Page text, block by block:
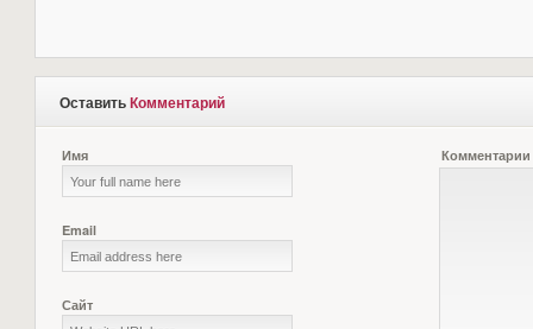
ОставитьКомментарий
Имя
Email
Сайт
Комментарии